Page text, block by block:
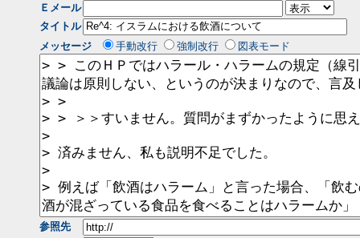
Ｅメール
タイトル
メッセージ
手動改行 強制改行 図表モード
参照先